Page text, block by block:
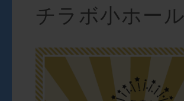
チラボ小ホール